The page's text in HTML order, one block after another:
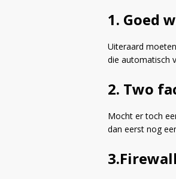
1. Goed
Uiteraard
die automatisch
2. Two
Mocht er toch
dan eerst nog
3.Firewall